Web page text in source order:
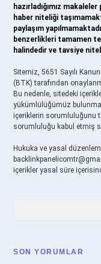
hazırladığımız
haber niteliği
paylaşım
benzerlikleri tamamen
halindedir ve tavsiye
Sitemiz, 5651 Sayılı
(BTK) tarafından
Bu nedenle, sitedeki
yükümlülüğümüz
içeriklerin sorumluluğunu
sorumluluğu kabul etmiş
Hukuka ve yasal
içerikler yasal süre
SON YORUMLAR